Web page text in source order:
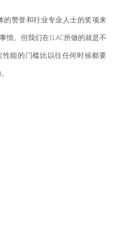
的赞誉和行业专业人士的奖项来
情。但我们在ELAC所做的就是不
性能的门槛比以往任何时候都要